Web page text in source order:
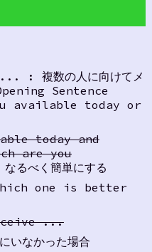
: 複数の人に向けてメ
Sentence
available today or
today and
are you
るべく簡単にする
one is better
...
いなかった場合